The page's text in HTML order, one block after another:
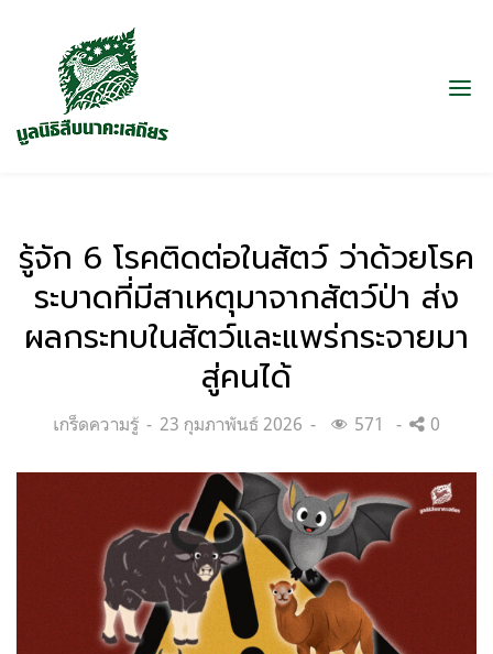
รู้จัก 6 โรคติดต่อในสัตว์ ว่าด้วยโรค
ระบาดที่มีสาเหตุมาจากสัตว์ป่า ส่ง
ผลกระทบในสัตว์และแพร่กระจายมา
สู่คนได้
Categories:
เกร็ดความรู้
Posted
23 กุมภาพันธ์ 2026 571 0